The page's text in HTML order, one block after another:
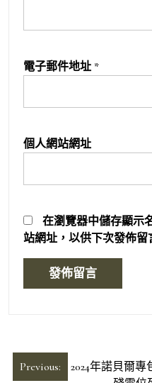
電子郵件地址 *
個人網站網址
在瀏覽器中儲存顯示
站網址，以供下次發佈留
文
Previous:
2024年諾貝爾